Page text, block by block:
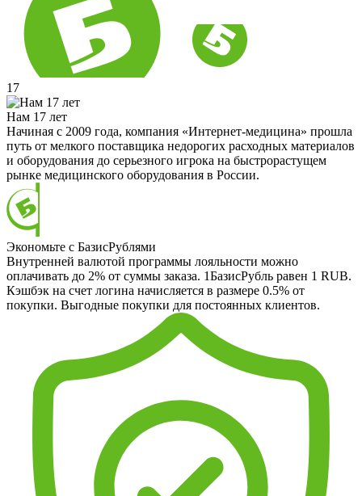
17
Нам 17 лет
Начиная с 2009 года, компания «Интернет-медицина» прошла
путь от мелкого поставщика недорогих расходных материалов
и оборудования до серьезного игрока на быстрорастущем
рынке медицинского оборудования в России.
Экономьте с БазисРублями
Внутренней валютой программы лояльности можно
оплачивать до 2% от суммы заказа. 1БазисРубль равен 1 RUB.
Кэшбэк на счет логина начисляется в размере 0.5% от
покупки. Выгодные покупки для постоянных клиентов.